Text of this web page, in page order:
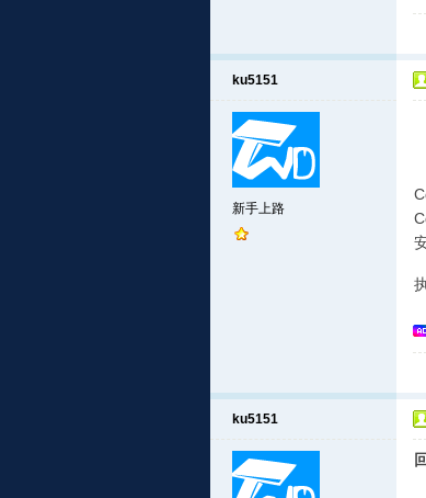
ku5151
新手上路
ku5151